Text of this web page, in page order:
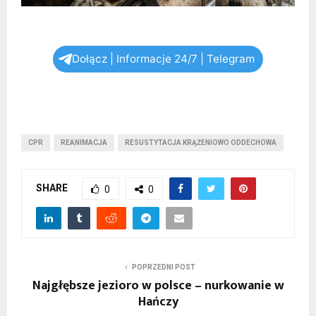
Dołącz | Informacje 24/7 | Telegram
CPR REANIMACJA RESUSTYTACJA KRĄŻENIOWO ODDECHOWA
SHARE 0 0
POPRZEDNI POST
Najgłębsze jezioro w polsce – nurkowanie w
Hańczy